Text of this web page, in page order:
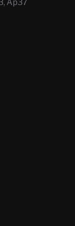
Ap37